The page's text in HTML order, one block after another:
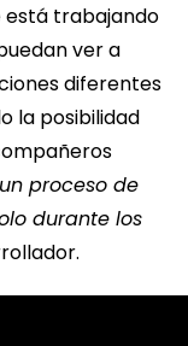
está trabajando
ver a
diferentes
la posibilidad
proceso de
durante los